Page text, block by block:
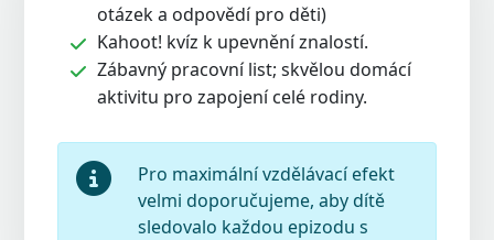
otázek a odpovědí pro děti)
Kahoot! kvíz k upevnění znalostí.
Zábavný pracovní list; skvělou domácí
aktivitu pro zapojení celé rodiny.
Pro maximální vzdělávací efekt
velmi doporučujeme, aby dítě
sledovalo každou epizodu s